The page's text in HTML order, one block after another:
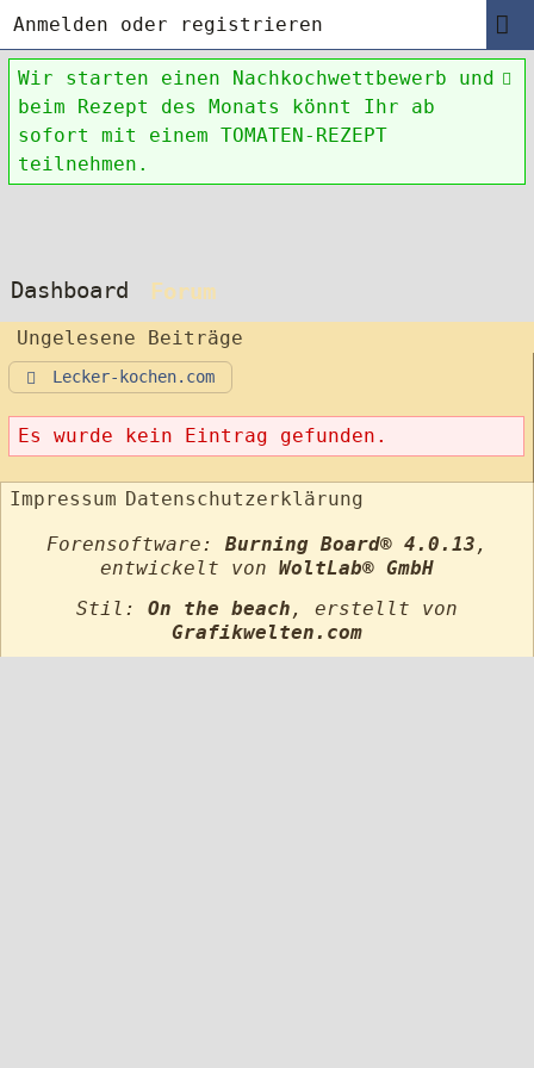
Anmelden oder registrieren
Wir starten einen Nachkochwettbewerb und
beim Rezept des Monats könnt Ihr ab
sofort mit einem TOMATEN-REZEPT
teilnehmen.
Dashboard Forum
Ungelesene Beiträge
Lecker-kochen.com
Es wurde kein Eintrag gefunden.
Impressum Datenschutzerklärung
Forensoftware: Burning Board® 4.0.13 ,
entwickelt von WoltLab® GmbH
Stil: On the beach , erstellt von
Grafikwelten.com